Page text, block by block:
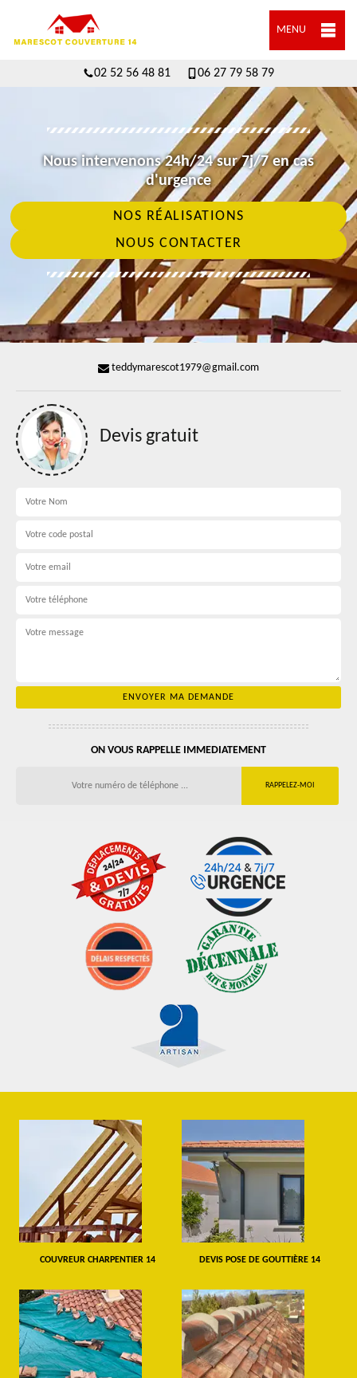
MENU
02 52 56 48 81 06 27 79 58 79
Nous intervenons 24h/24 sur 7j/7 en cas
d'urgence
NOS RÉALISATIONS
NOUS CONTACTER
teddymarescot1979@gmail.com
Devis gratuit
ON VOUS RAPPELLE IMMEDIATEMENT
COUVREUR CHARPENTIER 14 DEVIS POSE DE GOUTTIÈRE 14